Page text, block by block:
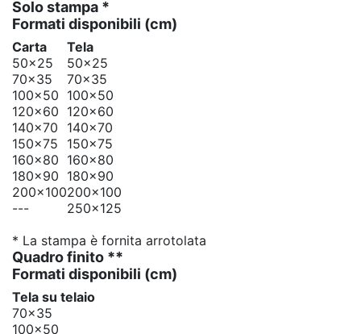
Solo stampa *
Formati disponibili (cm)
Carta
Tela
50x25
50x25
70x35
70x35
100x50 100x50
120x60 120x60
140x70
140x70
150x75
150x75
160x80 160x80
180x90 180x90
200x100200x100
---
250x125
* La stampa è fornita arrotolata
Quadro finito **
Formati disponibili (cm)
Tela su telaio
70x35
100x50